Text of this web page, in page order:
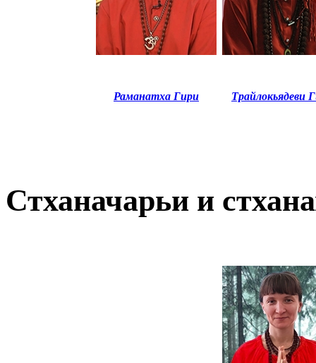
Раманатха Гири Трайлокьядеви
Стханачарьи и